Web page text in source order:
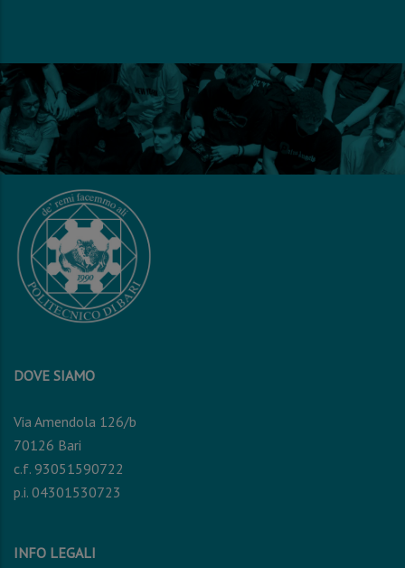
DOVE SIAMO
Via Amendola 126/b
70126 Bari
c.f. 93051590722
p.i. 04301530723
INFO LEGALI